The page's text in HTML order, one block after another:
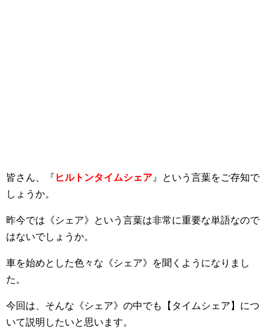
皆さん、『 ヒルトンタイムシェア 』という言葉をご存知で
しょうか。
昨今では《シェア》という言葉は非常に重要な単語なので
はないでしょうか。
車を始めとした色々な《シェア》を聞くようになりまし
た。
今回は、そんな《シェア》の中でも【タイムシェア】につ
いて説明したいと思います。